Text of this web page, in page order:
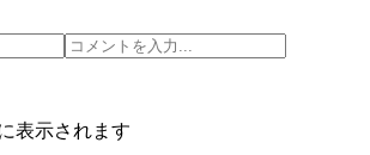
表示されます